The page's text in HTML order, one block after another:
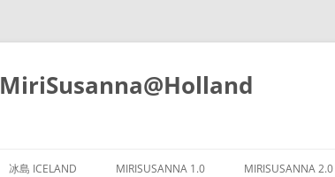
冰島 ICELAND MIRISUSANNA 1.0 MIRISUSANNA 2.0